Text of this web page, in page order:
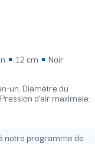
12 cm Noir
un, Diamètre du
d'air maximale:
notre programme de